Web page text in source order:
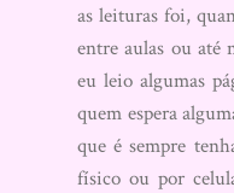
as leituras foi,
entre aulas ou até
eu leio algumas
quem espera
que é sempre
físico ou por